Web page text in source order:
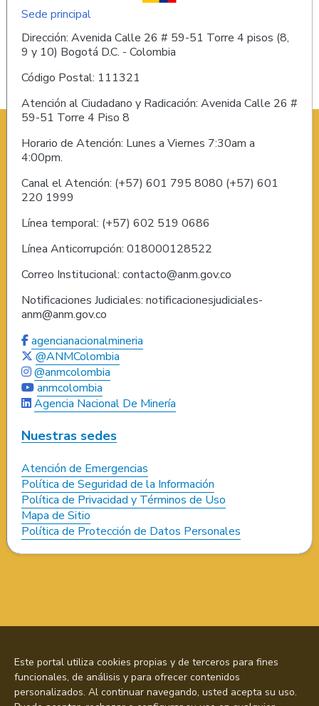
Sede principal
Dirección: Avenida Calle 26 # 59-51 Torre 4 pisos (8,
9 y 10) Bogotá D.C. - Colombia
Código Postal: 111321
Atención al Ciudadano y Radicación: Avenida Calle 26 #
59-51 Torre 4 Piso 8
Horario de Atención: Lunes a Viernes 7:30am a
4:00pm.
Canal el Atención: (+57) 601 795 8080 (+57) 601
220 1999
Línea temporal: (+57) 602 519 0686
Línea Anticorrupción: 018000128522
Correo Institucional: contacto@anm.gov.co
Notificaciones Judiciales: notificacionesjudiciales-
anm@anm.gov.co
agencianacionalmineria
@ANMColombia
@anmcolombia
anmcolombia
Agencia Nacional De Minería
Nuestras sedes
Atención de Emergencias
Política de Seguridad de la Información
Política de Privacidad y Términos de Uso
Mapa de Sitio
Política de Protección de Datos Personales
Este portal utiliza cookies propias y de terceros para fines
funcionales, de análisis y para ofrecer contenidos
personalizados. Al continuar navegando, usted acepta su uso.